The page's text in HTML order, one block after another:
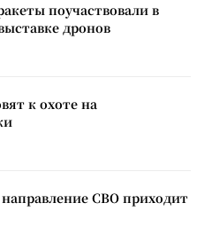
поучаствовали в
дронов
к охоте на
направление СВО приходит